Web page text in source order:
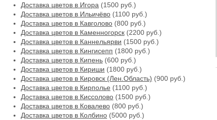
Доставка цветов в Игора (1500 руб.)
Доставка цветов в Ильичёво (1100 руб.)
Доставка цветов в Кавголово (800 руб.)
Доставка цветов в Каменногорск (2200 руб.)
Доставка цветов в Каннельярви (1500 руб.)
Доставка цветов в Кингисепп (1800 руб.)
Доставка цветов в Кипень (600 руб.)
Доставка цветов в Кириши (1800 руб.)
Доставка цветов в Кировск (Лен.Область) (900 руб.)
Доставка цветов в Кирполье (1100 руб.)
Доставка цветов в Киссолово (1500 руб.)
Доставка цветов в Ковалево (800 руб.)
Доставка цветов в Колбино (5000 руб.)